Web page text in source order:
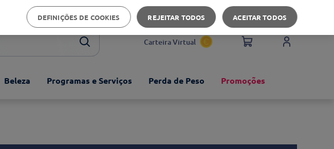
Apoio ao cliente
Carteira Virtual
Beleza Programas e Serviços Perda de Peso Promoções
DEFINIÇÕES DE COOKIES REJEITAR TODOS ACEITAR TODOS